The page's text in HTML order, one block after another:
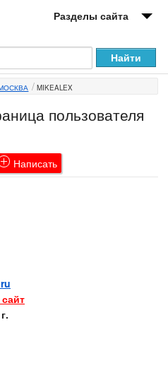
Разделы сайта
MIKEALEX
пользователя
Написать